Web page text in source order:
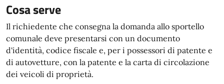
Cosa serve
Il richiedente che consegna la domanda allo sportello
comunale deve presentarsi con un documento
d'identità, codice fiscale e, per i possessori di patente e
di autovetture, con la patente e la carta di circolazione
dei veicoli di proprietà.